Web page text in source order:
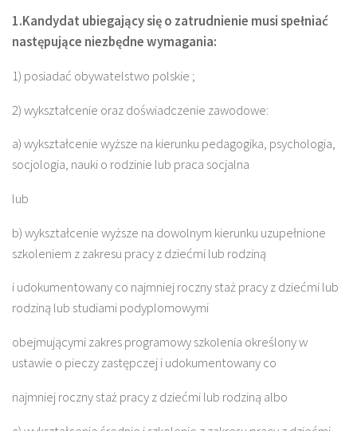
1.Kandydat ubiegający się o zatrudnienie musi spełniać
następujące niezbędne wymagania:
1) posiadać obywatelstwo polskie ;
2) wykształcenie oraz doświadczenie zawodowe:
a) wykształcenie wyższe na kierunku pedagogika, psychologia,
socjologia, nauki o rodzinie lub praca socjalna
lub
b) wykształcenie wyższe na dowolnym kierunku uzupełnione
szkoleniem z zakresu pracy z dziećmi lub rodziną
i udokumentowany co najmniej roczny staż pracy z dziećmi lub
rodziną lub studiami podyplomowymi
obejmującymi zakres programowy szkolenia określony w
ustawie o pieczy zastępczej i udokumentowany co
najmniej roczny staż pracy z dziećmi lub rodziną albo